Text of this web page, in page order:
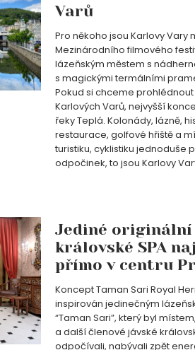
Varů
Pro někoho jsou Karlovy Vary
Mezinárodního filmového
lázeňským městem s
s magickými termálními
Pokud si chceme
Karlových Varů, nejvyšší
řeky Teplá. Kolonády, lázně,
restaurace, golfové hřiště a
turistiku, cyklistiku jednoduše
odpočinek, to jsou Karlovy
Jediné originální
královské SPA
přímo v centru
Koncept Taman Sari Royal
inspirován jedinečným
“Taman Sari”, který byl
a další členové jávské
odpočívali, nabývali zpět